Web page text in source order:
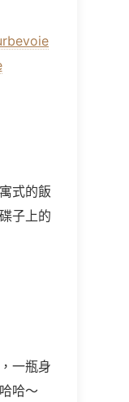
式的飯
子上的
一瓶身
哈～